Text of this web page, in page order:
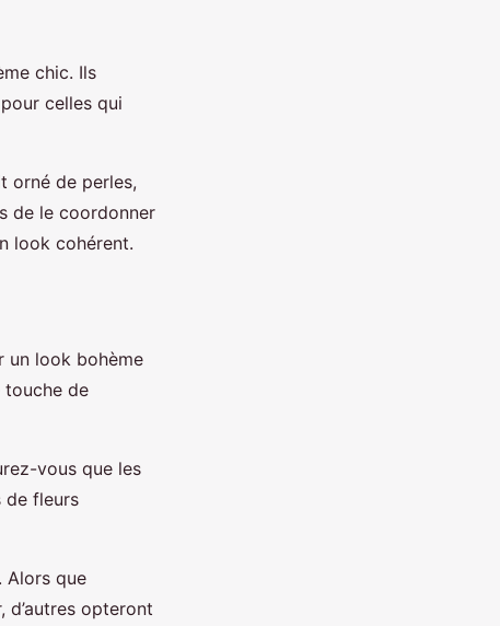
chic. Ils
celles qui
orné de perles,
de le coordonner
look cohérent.
un look bohème
touche de
vous que les
de fleurs
Alors que
opteront